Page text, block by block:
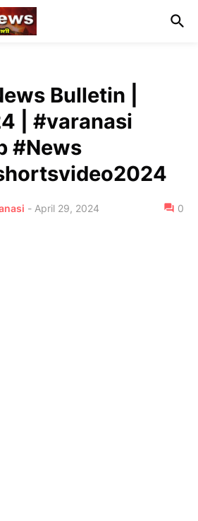
Bulletin |
| #varanasi
#News
- April 29, 2024 0